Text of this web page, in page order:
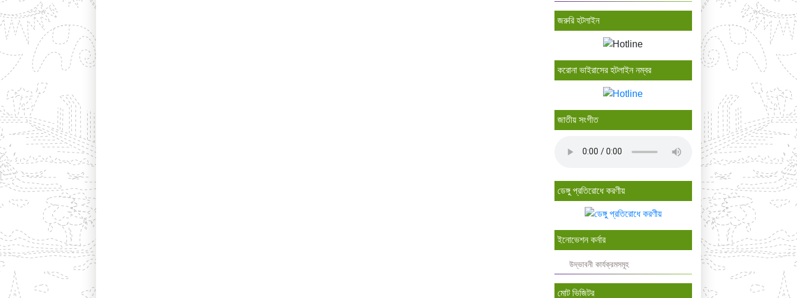
জরুরি হটলাইন
করোনা ভাইরাসের হটলাইন নম্বর
জাতীয় সংগীত
ডেঙ্গু প্রতিরোধে করণীয়
ইনোভেশন কর্নার
উদ্ভাবনী কার্যক্রমসমূহ
মোট ভিজিটর